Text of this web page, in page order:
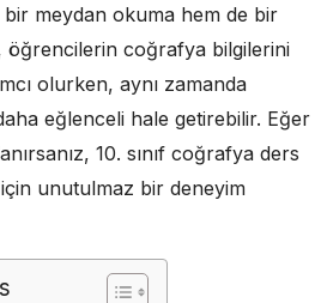
meydan okuma hem de bir
öğrencilerin coğrafya bilgilerini
olurken, aynı zamanda
eğlenceli hale getirebilir. Eğer
10. sınıf coğrafya ders
unutulmaz bir deneyim